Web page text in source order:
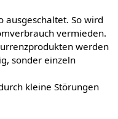
ausgeschaltet. So wird
vermieden.
werden
sonder einzeln
kleine Störungen